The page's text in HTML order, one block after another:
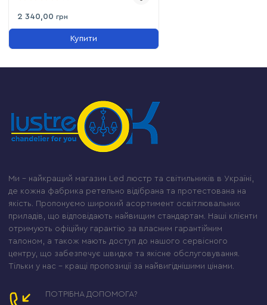
2 340,00 грн
Купити
Ми – найкращий магазин Led люстр та світильників в Україні,
де кожна фабрика ретельно відібрана та протестована на
якість. Пропонуємо широкий асортимент освітлювальних
приладів, що відповідають найвищим стандартам. Наші клієнти
отримують офіційну гарантію за власним гарантійним
талоном, а також мають доступ до нашого сервісного
центру, що забезпечує швидке та якісне обслуговування.
Тільки у нас – кращі пропозиції за найвигіднішими цінами.
ПОТРІБНА ДОПОМОГА?